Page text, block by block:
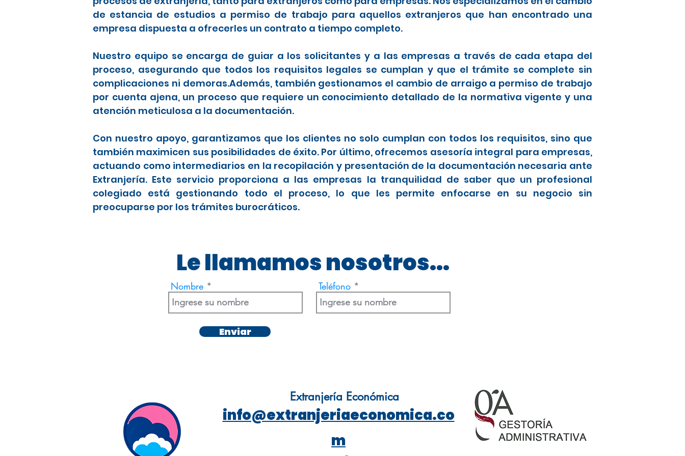
de estancia de estudios a permiso de trabajo para aquellos extranjeros que han encontrado una
empresa dispuesta a ofrecerles un contrato a tiempo completo.
Nuestro equipo se encarga de guiar a los solicitantes y a las empresas a través de cada etapa del
proceso, asegurando que todos los requisitos legales se cumplan y que el trámite se complete sin
complicaciones ni demoras.Además, también gestionamos el cambio de arraigo a permiso de trabajo
por cuenta ajena, un proceso que requiere un conocimiento detallado de la normativa vigente y una
atención meticulosa a la documentación.
Con nuestro apoyo, garantizamos que los clientes no solo cumplan con todos los requisitos, sino que
también maximicen sus posibilidades de éxito. Por último, ofrecemos asesoría integral para empresas,
actuando como intermediarios en la recopilación y presentación de la documentación necesaria ante
Extranjería. Este servicio proporciona a las empresas la tranquilidad de saber que un profesional
colegiado está gestionando todo el proceso, lo que les permite enfocarse en su negocio sin
preocuparse por los trámites burocráticos.
Le llamamos nosotros...
Nombre Teléfono
Enviar
Extranjería Económica
info@extranjeriaeconomica.co
m